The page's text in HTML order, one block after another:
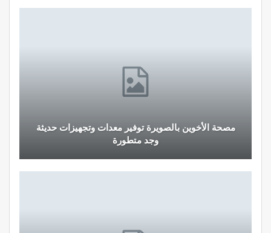
مصحة الأخوين بالصويرة توفير معدات وتجهيزات حديثة
وجد متطورة